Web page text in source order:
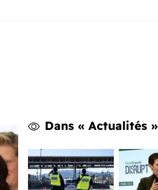
Dans « Actualités »